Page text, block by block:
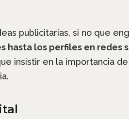
publicitarias, si no que
hasta los perfiles en redes
insistir en la importancia